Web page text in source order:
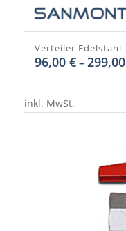
Verteiler Edelstahl
96,00 €– 299,00
inkl. MwSt.